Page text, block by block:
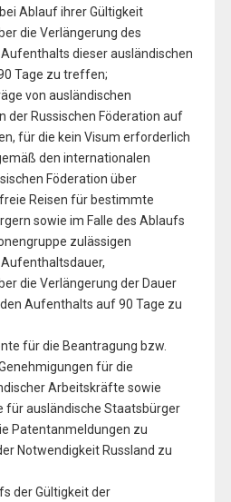
Ablauf ihrer Gültigkeit
die Verlängerung des
dieser ausländischen
Tage zu treffen;
von ausländischen
der Russischen Föderation auf
für die kein Visum erforderlich
den internationalen
Föderation über
Reisen für bestimmte
sowie im Falle des Ablaufs
zulässigen
die Verlängerung der Dauer
Aufenthalts auf 90 Tage zu
für die Beantragung bzw.
für die
Arbeitskräfte sowie
für ausländische Staatsbürger
Patentanmeldungen zu
Notwendigkeit Russland zu
der Gültigkeit der